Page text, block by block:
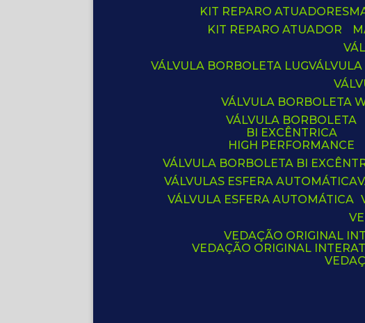
KIT REPARO ATUADORES
KIT REPARO ATUADOR
VÁLVULA BORBOLETA LUG
VÁLVULA BORBOLETA
VÁLVULA BORBOLETA
BI EXCÊNTRICA
HIGH PERFORMANCE
VÁLVULA BORBOLETA BI
VÁLVULAS ESFERA AUTOMÁTICA
VÁLVULA ESFERA AUTOMÁTICA
VEDAÇÃO ORIGINAL
VEDAÇÃO ORIGINAL